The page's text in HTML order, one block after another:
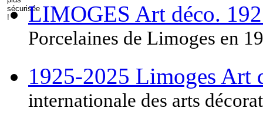
LIMOGES Art déco.
Porcelaines de Limoges en
1925-2025 Limoges Art
internationale des arts